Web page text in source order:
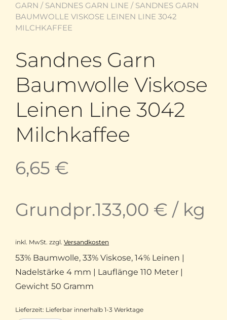
GARN / SANDNES GARN LINE / SANDNES GARN
BAUMWOLLE VISKOSE LEINEN LINE 3042
MILCHKAFFEE
Sandnes Garn
Baumwolle Viskose
Leinen Line 3042
Milchkaffee
6,65 €
Grundpr.133,00 € / kg
inkl. MwSt. zzgl. Versandkosten
53% Baumwolle, 33% Viskose, 14% Leinen |
Nadelstärke 4 mm | Lauflänge 110 Meter |
Gewicht 50 Gramm
Lieferzeit: Lieferbar innerhalb 1-3 Werktage